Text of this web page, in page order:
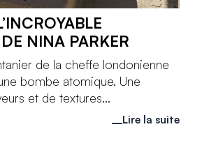
NINA PARKER
de la cheffe londonienne
bombe atomique. Une
et de textures...
Lire la suite